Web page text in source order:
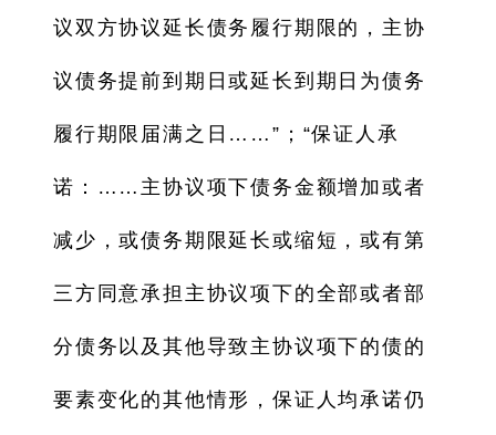
议双方协议延长债务履行期限的，主协
议债务提前到期日或延长到期日为债务
履行期限届满之日……”；“保证人承
诺：……主协议项下债务金额增加或者
减少，或债务期限延长或缩短，或有第
三方同意承担主协议项下的全部或者部
分债务以及其他导致主协议项下的债的
要素变化的其他情形，保证人均承诺仍